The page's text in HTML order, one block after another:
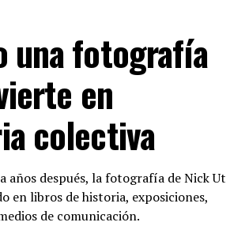
una fotografía
en
colectiva
años después, la fotografía de Nick Ut
en libros de historia, exposiciones,
de comunicación.